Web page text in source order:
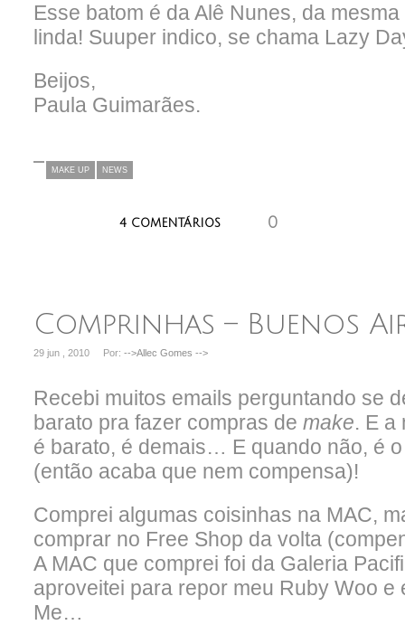
Esse batom é da Alê Nunes, da
linda! Suuper indico, se chama Lazy
Beijos,
Paula Guimarães.
MAKE UP NEWS
4 COMENTÁRIOS 0
Comprinhas – Buenos
29 jun , 2010 Por: -->Allec Gomes -->
Recebi muitos emails perguntando se
barato pra fazer compras de make. E a
é barato, é demais… E quando não, é
(então acaba que nem compensa)!
Comprei algumas coisinhas na MAC,
comprar no Free Shop da volta
A MAC que comprei foi da Galeria
aproveitei para repor meu Ruby Woo e
Me…